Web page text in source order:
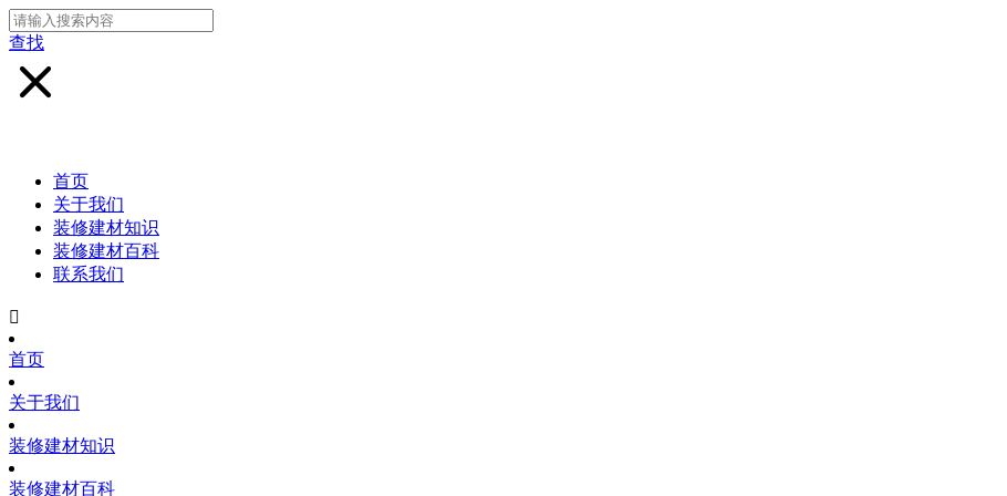
查找
首页
关于我们
装修建材知识
装修建材百科
联系我们

首页
关于我们
装修建材知识
装修建材百科